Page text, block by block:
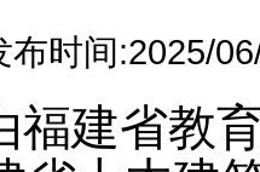
布时间:2025/
福建省教